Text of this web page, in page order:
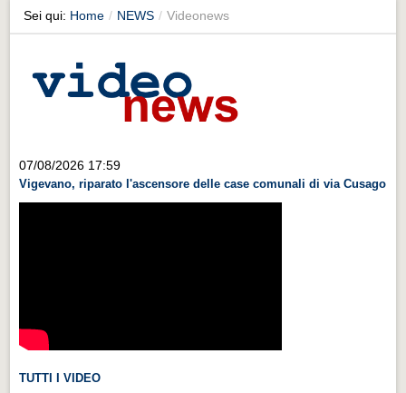
Cronaca
Artes et Artificia
Territorio
Territorio
CHI SIAMO
CHI SIAMO
Sei qui: Home / NEWS / Videonews
07/08/2026 17:59
Vigevano, riparato l'ascensore delle case comunali di via Cusago
TUTTI I VIDEO